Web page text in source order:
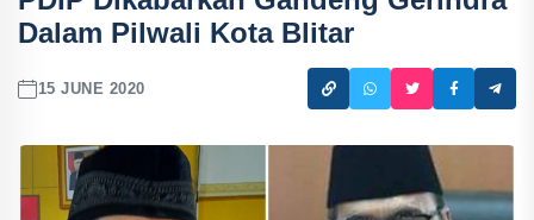
Dalam Pilwali Kota Blitar
15 JUNE 2020